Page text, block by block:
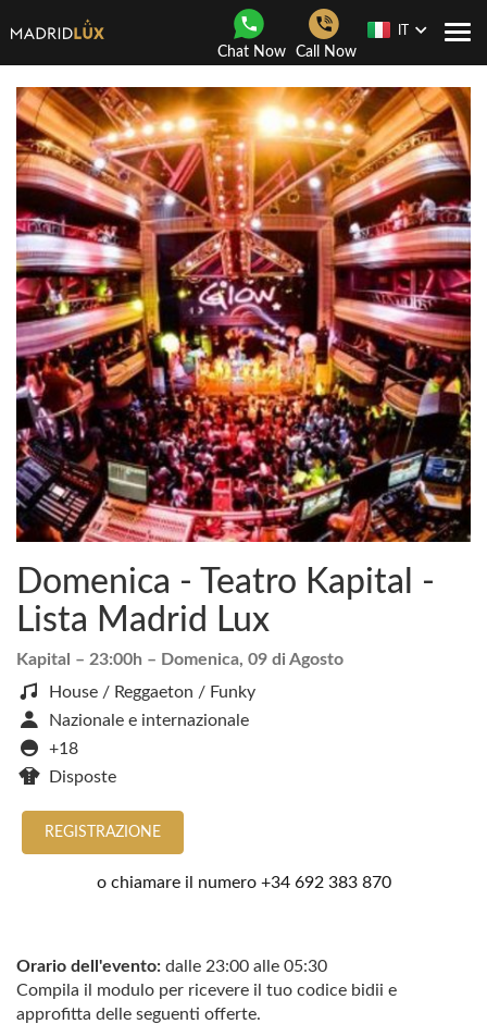
Chat Now Call Now
Domenica - Teatro Kapital -
Lista Madrid Lux
Kapital – 23:00h – Domenica, 09 di Agosto
House / Reggaeton / Funky
Nazionale e internazionale
+18
Disposte
REGISTRAZIONE
o chiamare il numero +34 692 383 870
Orario dell'evento: dalle 23:00 alle 05:30
Compila il modulo per ricevere il tuo codice bidii e
approfitta delle seguenti offerte.